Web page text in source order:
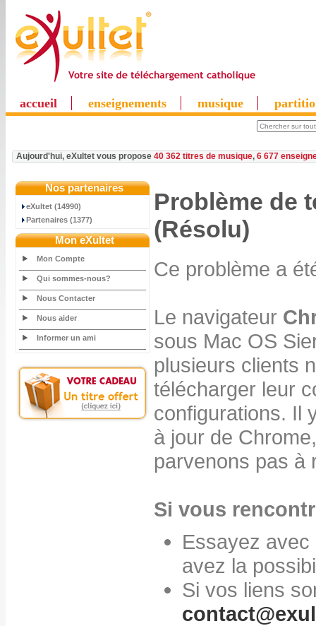
accueil enseignements musique
Aujourd'hui, eXultet vous propose 40 362 titres de musique, 6 677
Nos partenaires
eXultet (14990)
Partenaires (1377)
Mon eXultet
Mon Compte
Qui sommes-nous?
Nous Contacter
Nous aider
Informer un ami
Problème de
(Résolu)
Ce problème a
Le navigateur
sous Mac OS
plusieurs clients
télécharger leur
configurations. Il
à jour de
parvenons pas à
Si vous
Essayez
avez la
Si vos liens